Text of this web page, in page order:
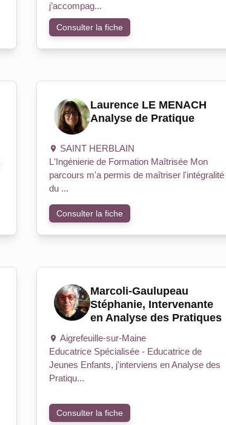
j’accompag...
Consulter la fiche
Laurence LE MENACH
Analyse de Pratique
SAINT HERBLAIN
L'Ingénierie de Formation Maîtrisée Mon
parcours m'a permis de maîtriser l'intégralité
du ...
Consulter la fiche
Marcoli-Gaulupeau
Stéphanie, Intervenante
en Analyse des Pratiques
Aigrefeuille-sur-Maine
Educatrice Spécialisée - Educatrice de
Jeunes Enfants, j'interviens en Analyse des
Pratiqu...
Consulter la fiche